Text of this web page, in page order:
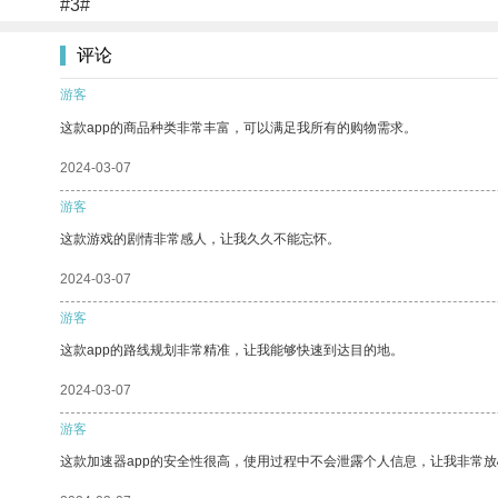
#3#
评论
游客
这款app的商品种类非常丰富，可以满足我所有的购物需求。
2024-03-07
游客
这款游戏的剧情非常感人，让我久久不能忘怀。
2024-03-07
游客
这款app的路线规划非常精准，让我能够快速到达目的地。
2024-03-07
游客
这款加速器app的安全性很高，使用过程中不会泄露个人信息，让我非常